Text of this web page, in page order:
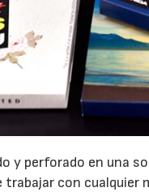
y perforado en una
con
22/